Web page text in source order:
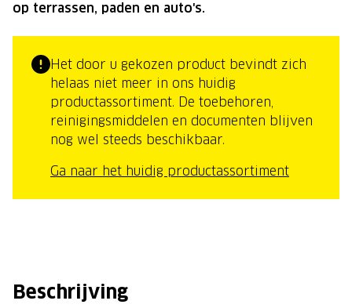
Het door u gekozen product bevindt zich
helaas niet meer in ons huidig
productassortiment. De toebehoren,
reinigingsmiddelen en documenten blijven
nog wel steeds beschikbaar.
Ga naar het huidig productassortiment
op terrassen, paden en auto's.
Beschrijving